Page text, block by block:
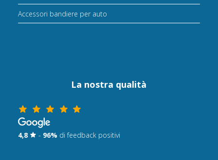
Accessori bandiere per auto
La nostra qualità
4,8 - 96% di feedback positivi